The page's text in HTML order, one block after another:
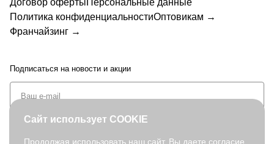
Договор офертыПерсональные данные
Политика конфиденциальностиОптовикам →
Франчайзинг →
Подписаться на новости и акции
Сайт использует COOKIE
Продолжая использовать наш сайт, Вы даете согласие